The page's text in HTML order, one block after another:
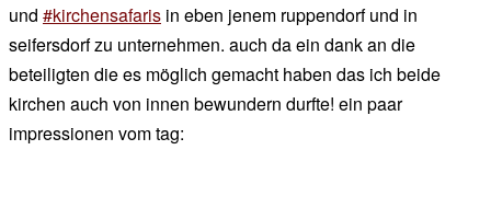
und #kirchensafaris in eben jenem ruppendorf und in
seifersdorf zu unternehmen. auch da ein dank an die
beteiligten die es möglich gemacht haben das ich beide
kirchen auch von innen bewundern durfte! ein paar
impressionen vom tag: